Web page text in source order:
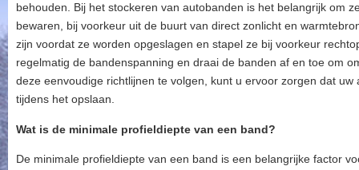
behouden. Bij het stockeren van autobanden is het belangrijk om
bewaren, bij voorkeur uit de buurt van direct zonlicht en
zijn voordat ze worden opgeslagen en stapel ze bij voorkeur
regelmatig de bandenspanning en draai de banden af en toe om
deze eenvoudige richtlijnen te volgen, kunt u ervoor zorgen dat
tijdens het opslaan.
Wat is de minimale profieldiepte van een band?
De minimale profieldiepte van een band is een belangrijke factor